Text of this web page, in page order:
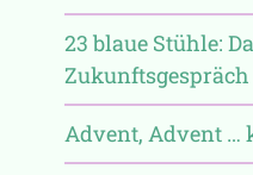
23 blaue Stühle:
Zukunftsgespräch
Advent, Advent …